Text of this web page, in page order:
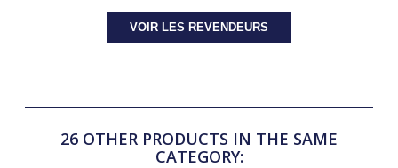
VOIR LES REVENDEURS
26 OTHER PRODUCTS IN THE SAME
CATEGORY: